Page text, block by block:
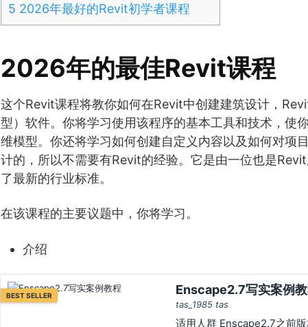
5 2026年最好的Revit初学者课程
2026年的最佳Revit课程
这个Revit课程将教你如何在Revit中创建建筑设计，
型）软件。你将学习使用该程序的基本工具和技术，使
维模型。你还将学习如何创建自定义内容以及如何对项
计的，所以不需要有Revit的经验。它是由一位也是
了最新的行业标准。
在该课程的主要议题中，你将学习。
介绍
BEST SELLER Enscape2.7写实案例
tas_1985 tas
适用人群 Enscape2.7之前